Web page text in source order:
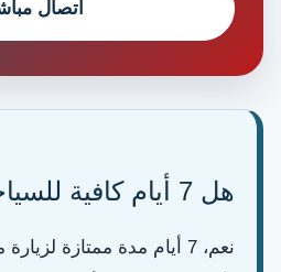
اتصال
هل 7 أيام كافية للسياحة في موسكو؟
نعم، 7 أيام مدة ممتازة